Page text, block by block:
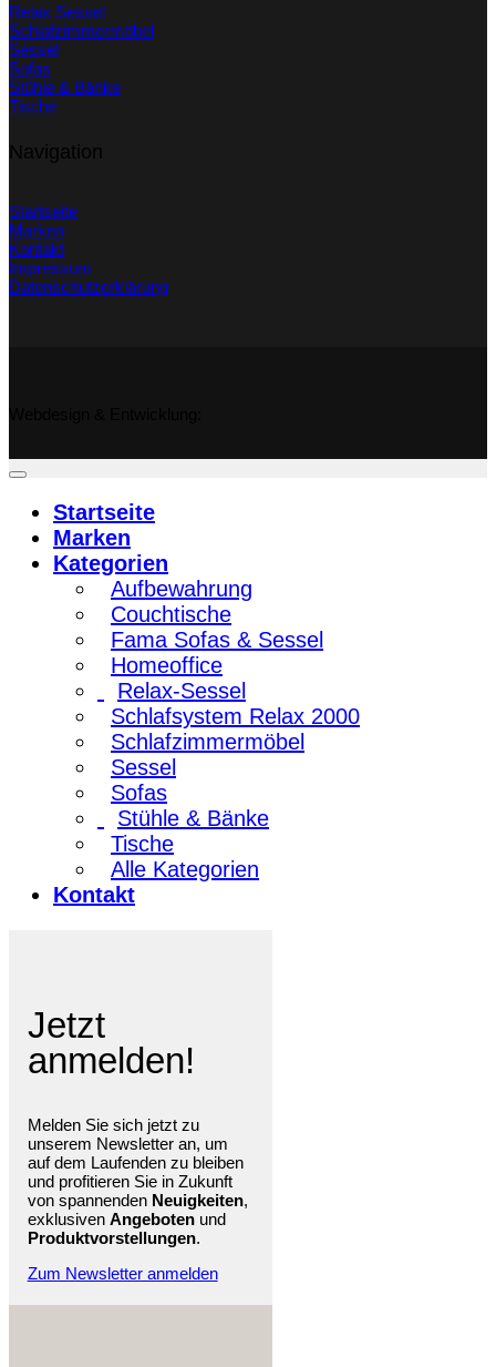
Relax Sessel
Schlafzimmermöbel
Sessel
Sofas
Stühle & Bänke
Tische
Navigation
Startseite
Marken
Kontakt
Impressum
Datenschutzerklärung
Startseite
Marken
Kategorien
Aufbewahrung
Couchtische
Fama Sofas & Sessel
Homeoffice
Relax-Sessel
Schlafsystem Relax 2000
Schlafzimmermöbel
Sessel
Sofas
Stühle & Bänke
Tische
Alle Kategorien
Kontakt
Jetzt
anmelden!
Melden Sie sich jetzt zu
unserem Newsletter an, um
auf dem Laufenden zu bleiben
und profitieren Sie in Zukunft
von spannenden Neuigkeiten,
exklusiven Angebotenund
Produktvorstellungen.
Zum Newsletter anmelden